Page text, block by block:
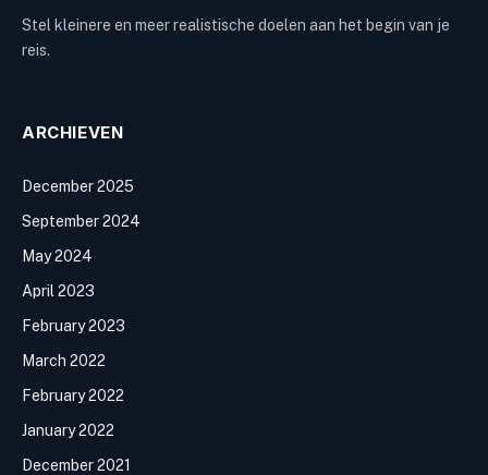
Stel kleinere en meer realistische doelen aan het begin van je
reis.
ARCHIEVEN
December 2025
September 2024
May 2024
April 2023
February 2023
March 2022
February 2022
January 2022
December 2021